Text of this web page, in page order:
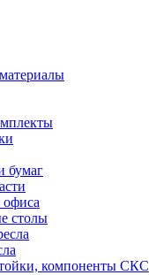
бумаг
столы
компоненты СКС